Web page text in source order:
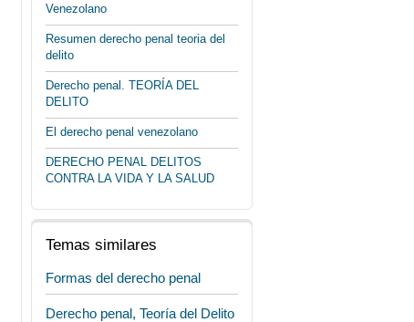
Venezolano
Resumen derecho penal teoria del
delito
Derecho penal. TEORÍA DEL
DELITO
El derecho penal venezolano
DERECHO PENAL DELITOS
CONTRA LA VIDA Y LA SALUD
Temas similares
Formas del derecho penal
Derecho penal, Teoría del Delito